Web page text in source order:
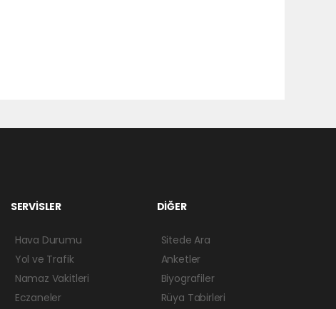
SERVİSLER
Hava Durumu
Yol ve Trafik
Namaz Vakitleri
Eczaneler
DİĞER
Sitede Ara
Anketler
Biyografiler
Rüya Tabirleri